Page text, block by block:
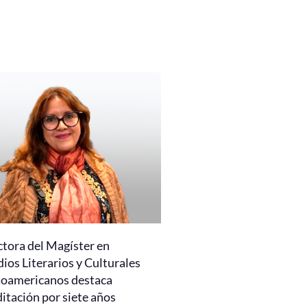
del Magíster en
Literarios y Culturales
destaca
por siete años